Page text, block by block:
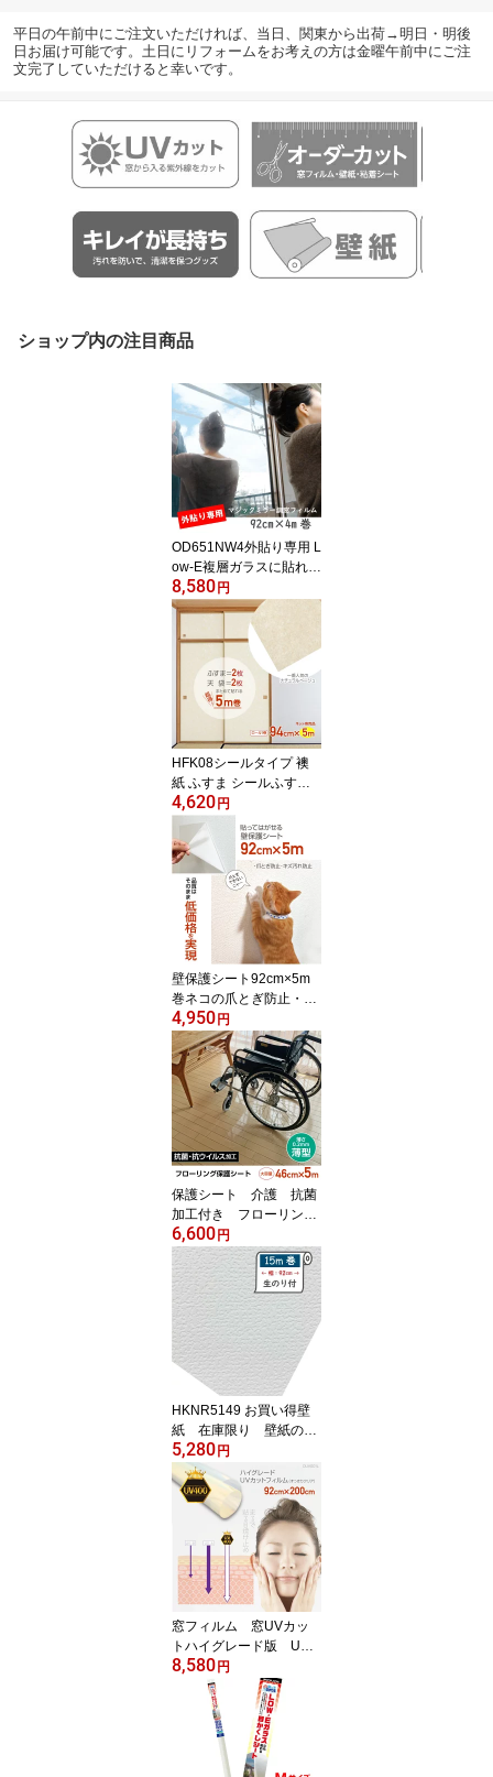
平日の午前中にご注文いただければ、当日、関東から出荷→明日・明後
日お届け可能です。土日にリフォームをお考えの方は金曜午前中にご注
文完了していただけると幸いです。
ショップ内の注目商品
OD651NW4外貼り専用 L
ow-E複層ガラスに貼れる
マジックミラー調 断熱
フィルム92cm×4m巻
日本製飛散防止 台風対
策
8,580 円
HFK08シールタイプ 襖
紙 ふすま シールふすま
ふすまシール シール重ね
貼り 重ねて貼れる 汚れ
隠し1本でふすま2.5枚分
の長さ94cm×5m ロング
長い 5m巻 業務用おだや
かなベージュ 無地調
アースカラー 落ち着い
た雰囲気
4,620 円
壁保護シート92cm×5m
巻ネコの爪とぎ防止・壁
紙のキズ・汚れ防止に ラ
クしてキレイが続く壁 猫
爪とぎ防止 賃貸OK使用
後、貼ってはがせるテカ
らない半透明 壁紙の保
護シート
4,950 円
保護シート 介護 抗菌
加工付き フローリング
保護シート ハイグレー
ド版 段差が気にならな
い0.2mm厚 お掃除ロボ
ット対応 トイレ 車椅
子 汚れ防止 キズ防
止 透明 弱粘着 使用
後はがせる 46cm×5m
巻 日本製 メーカー直
営店 リンテックコマー
ス KG200A05S
6,600 円
HKNR5149 お買い得壁
紙 在庫限り 壁紙の上
から重ねて貼れる 生の
り付き壁紙 建築基準法
適合壁紙 15m巻 凸凹
少ないホワイト 汎用性
の高い白い壁紙
5,280 円
窓フィルム 窓UVカッ
トハイグレード版 UV4
00対応 紫外線カットフ
ィルム 無色透明タイ
プ UV波長域300〜400
nmカット Lサイズ 92
cm×2m 1枚入 メーカ
ー直営店 リンテックコ
8,580 円